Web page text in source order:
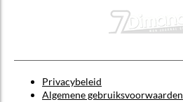
Privacybeleid
Algemene gebruiksvoorwaarden